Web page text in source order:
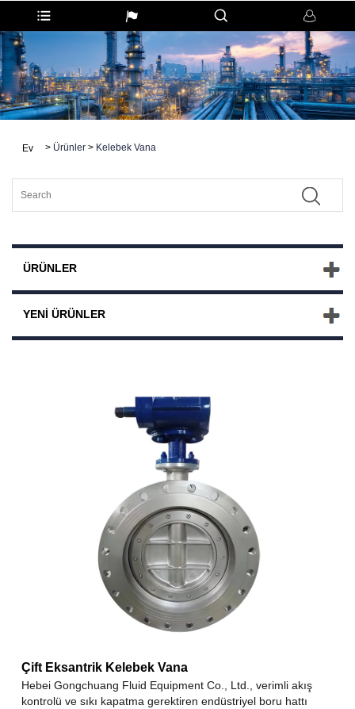
Ev > Ürünler > Kelebek Vana
ÜRÜNLER
YENI ÜRÜNLER
Çift Eksantrik Kelebek Vana
Hebei Gongchuang Fluid Equipment Co., Ltd., verimli akış
kontrolü ve sıkı kapatma gerektiren endüstriyel boru hattı